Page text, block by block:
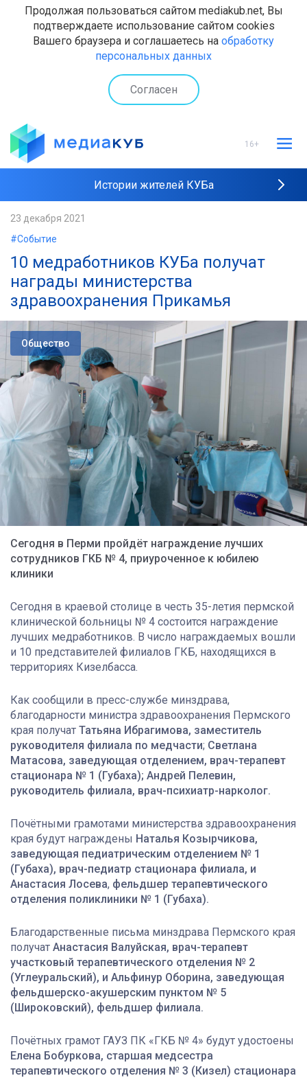
Продолжая пользоваться сайтом mediakub.net, Вы
подтверждаете использование сайтом cookies
Вашего браузера и соглашаетесь на обработку
персональных данных
Согласен
16+
Истории жителей КУБа
23 декабря 2021
#Событие
10 медработников КУБа получат
награды министерства
здравоохранения Прикамья
Общество
Сегодня в Перми пройдёт награждение лучших
сотрудников ГКБ № 4, приуроченное к юбилею
клиники
Сегодня в краевой столице в честь 35-летия пермской
клинической больницы № 4 состоится награждение
лучших медработников. В число награждаемых вошли
и 10 представителей филиалов ГКБ, находящихся в
территориях Кизелбасса.
Как сообщили в пресс-службе минздрава,
благодарности министра здравоохранения Пермского
края получат Татьяна Ибрагимова, заместитель
руководителя филиала по медчасти; Светлана
Матасова, заведующая отделением, врач-терапевт
стационара № 1 (Губаха); Андрей Пелевин,
руководитель филиала, врач-психиатр-нарколог.
Почётными грамотами министерства здравоохранения
края будут награждены Наталья Козырчикова,
заведующая педиатрическим отделением № 1
(Губаха), врач-педиатр стационара филиала, и
Анастасия Лосева, фельдшер терапевтического
отделения поликлиники № 1 (Губаха).
Благодарственные письма минздрава Пермского края
получат Анастасия Валуйская, врач-терапевт
участковый терапевтического отделения № 2
(Углеуральский), и Альфинур Оборина, заведующая
фельдшерско-акушерским пунктом № 5
(Широковский), фельдшер филиала.
Почётных грамот ГАУЗ ПК «ГКБ № 4» будут удостоены
Елена Бобуркова, старшая медсестра
терапевтического отделения № 3 (Кизел) стационара